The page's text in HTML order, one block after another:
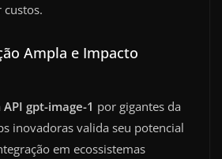
Ampla e Impacto
API gpt-image-1 por gigantes da
inovadoras valida seu potencial
em ecossistemas